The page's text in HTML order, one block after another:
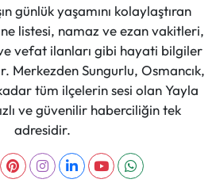
günlük yaşamını kolaylaştıran
listesi, namaz ve ezan vakitleri,
vefat ilanları gibi hayati bilgiler
Merkezden Sungurlu, Osmancık,
tüm ilçelerin sesi olan Yayla
ve güvenilir haberciliğin tek
adresidir.